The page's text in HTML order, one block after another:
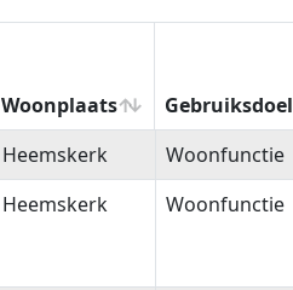
Woonplaats Gebruiksdoel
Woonplaats Gebruiksdoel
Heemskerk Woonfunctie
Heemskerk Woonfunctie